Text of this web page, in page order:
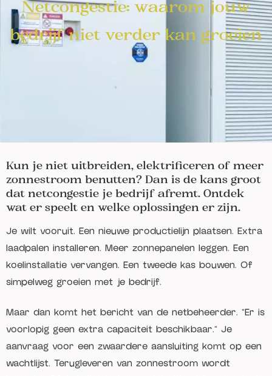
Netcongestie: waarom jouw
bedrijf niet verder kan groeien
Kun je niet uitbreiden, elektrificeren of meer
zonnestroom benutten? Dan is de kans groot
dat netcongestie je bedrijf afremt. Ontdek
wat er speelt en welke oplossingen er zijn.
Je wilt vooruit. Een nieuwe productielijn plaatsen. Extra
laadpalen installeren. Meer zonnepanelen leggen. Een
koelinstallatie vervangen. Een tweede kas bouwen. Of
simpelweg groeien met je bedrijf.
Maar dan komt het bericht van de netbeheerder. "Er is
voorlopig geen extra capaciteit beschikbaar." Je
aanvraag voor een zwaardere aansluiting komt op een
wachtlijst. Terugleveren van zonnestroom wordt